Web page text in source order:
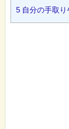
5 自分の手取